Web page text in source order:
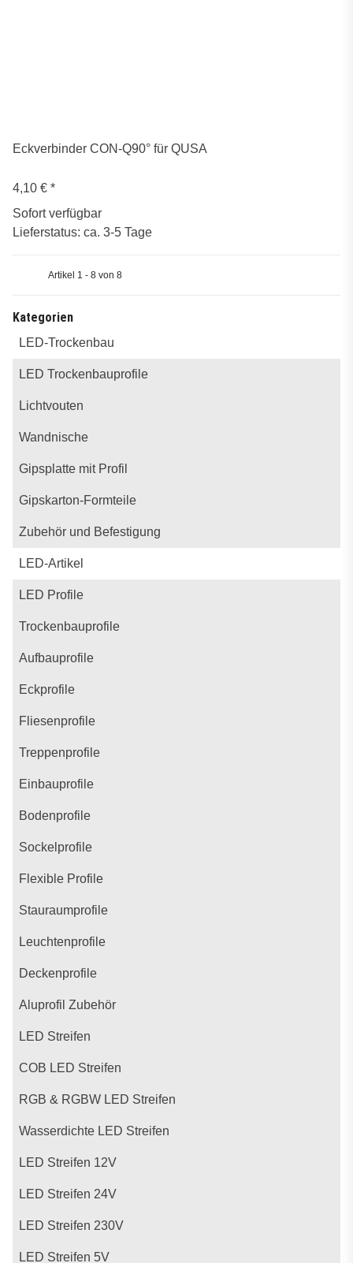
Eckverbinder CON-Q90° für QUSA
4,10 € *
Sofort verfügbar
Lieferstatus: ca. 3-5 Tage
Artikel 1 - 8 von 8
Kategorien
LED-Trockenbau
LED Trockenbauprofile
Lichtvouten
Wandnische
Gipsplatte mit Profil
Gipskarton-Formteile
Zubehör und Befestigung
LED-Artikel
LED Profile
Trockenbauprofile
Aufbauprofile
Eckprofile
Fliesenprofile
Treppenprofile
Einbauprofile
Bodenprofile
Sockelprofile
Flexible Profile
Stauraumprofile
Leuchtenprofile
Deckenprofile
Aluprofil Zubehör
LED Streifen
COB LED Streifen
RGB & RGBW LED Streifen
Wasserdichte LED Streifen
LED Streifen 12V
LED Streifen 24V
LED Streifen 230V
LED Streifen 5V